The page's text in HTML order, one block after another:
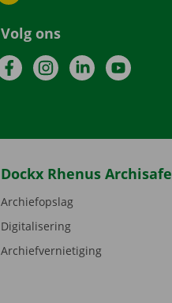
Volg ons
FacebookInstagramLinkedInYouTube
Dockx Rhenus Archisafe
Archiefopslag
Digitalisering
Archiefvernietiging